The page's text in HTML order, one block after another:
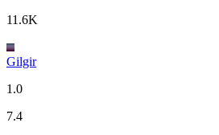
11.6K
Gilgir
1.0
7.4